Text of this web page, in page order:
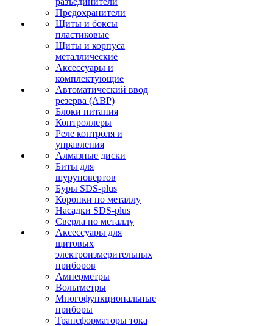
Предохранители
Щиты и боксы
пластиковые
Щиты и корпуса
металлические
Аксессуары и
комплектующие
Автоматический ввод
резерва (АВР)
Блоки питания
Контроллеры
Реле контроля и
управления
Алмазные диски
Биты для
шуруповертов
Буры SDS-plus
Коронки по металлу
Насадки SDS-plus
Сверла по металлу
Аксессуары для
щитовых
электроизмерительных
приборов
Амперметры
Вольтметры
Многофункциональные
приборы
Трансформаторы тока